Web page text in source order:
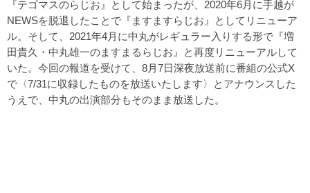
『テゴマスのらじお』として始まったが、2020年6月に手越が
NEWSを脱退したことで『ますますらじお』としてリニューア
ル。そして、2021年4月に中丸がレギュラー入りする形で『増
田貴久・中丸雄一のますまるらじお』と再度リニューアルして
いた。今回の報道を受けて、8月7日深夜放送前に番組の公式X
で〈7/31に収録したものを放送いたします〉とアナウンスした
うえで、中丸の出演部分もそのまま放送した。